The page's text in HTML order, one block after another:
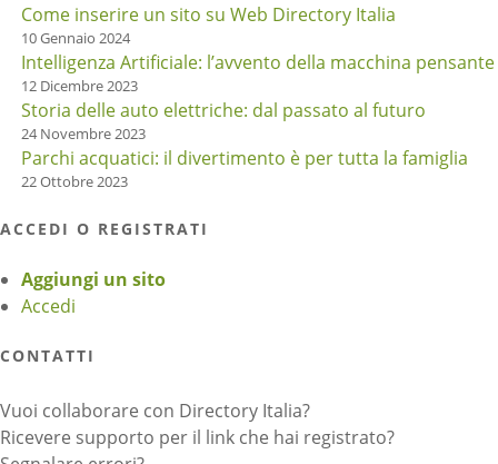
Come inserire un sito su Web Directory Italia
10 Gennaio 2024
Intelligenza Artificiale: l’avvento della macchina pensante
12 Dicembre 2023
Storia delle auto elettriche: dal passato al futuro
24 Novembre 2023
Parchi acquatici: il divertimento è per tutta la famiglia
22 Ottobre 2023
ACCEDI O REGISTRATI
Aggiungi un sito
Accedi
CONTATTI
Vuoi collaborare con Directory Italia?
Ricevere supporto per il link che hai registrato?